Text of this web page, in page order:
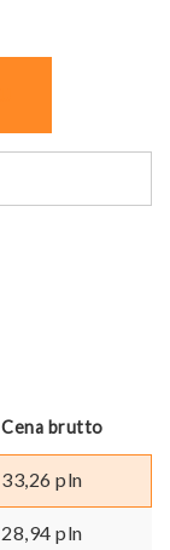
Cena brutto
33,26 pln
28,94 pln